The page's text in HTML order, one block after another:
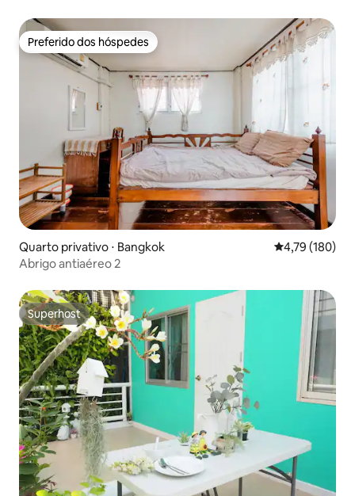
Preferido dos hóspedes
Preferido dos hóspedes
Quarto privativo ⋅ Bangkok 4,79 de uma
4,79 (180)
Abrigo antiaéreo 2
Superhost
Superhost